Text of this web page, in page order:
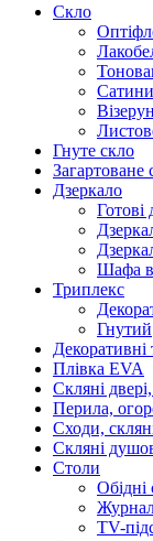
Скло
Сатини
Гнуте скло
Загартоване
Дзеркало
Готові
Шафа
Триплекс
Гнутий
Плівка EVA
Скляні
Перила,
Сходи,
Скляні
Столи
Обідні
ТV-